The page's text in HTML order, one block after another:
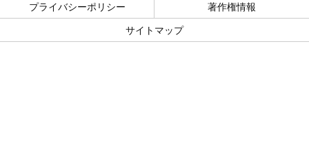
プライバシーポリシー 著作権情報
サイトマップ